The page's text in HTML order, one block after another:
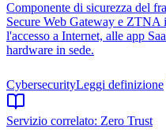
Componente di sicurezza del
Secure Web Gateway e ZTNA
l'accesso a Internet, alle app
hardware in sede.
CybersecurityLeggi definizione
Servizio correlato: Zero Trust